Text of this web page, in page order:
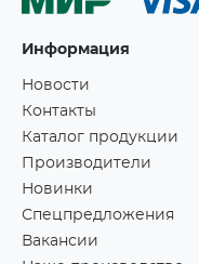
Информация
Новости
Контакты
Каталог продукции
Производители
Новинки
Спецпредложения
Вакансии